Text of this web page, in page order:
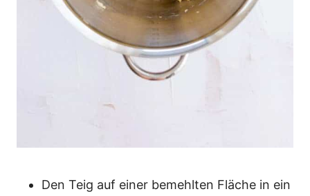
Den Teig auf einer bemehlten Fläche in ein